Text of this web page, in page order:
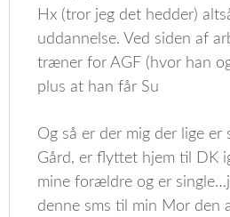
Hx (tror jeg det hedder)
uddannelse. Ved siden af
træner for AGF (hvor han
plus at han får Su
Og så er der mig der lige er
Gård, er flyttet hjem til DK
mine forældre og er
denne sms til min Mor den